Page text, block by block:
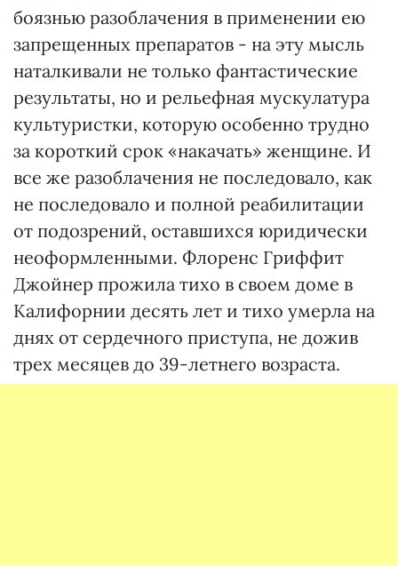
боязнью разоблачения в применении ею
запрещенных препаратов - на эту мысль
наталкивали не только фантастические
результаты, но и рельефная мускулатура
культуристки, которую особенно трудно
за короткий срок «накачать» женщине. И
все же разоблачения не последовало, как
не последовало и полной реабилитации
от подозрений, оставшихся юридически
неоформленными. Флоренс Гриффит
Джойнер прожила тихо в своем доме в
Калифорнии десять лет и тихо умерла на
днях от сердечного приступа, не дожив
трех месяцев до 39-летнего возраста.